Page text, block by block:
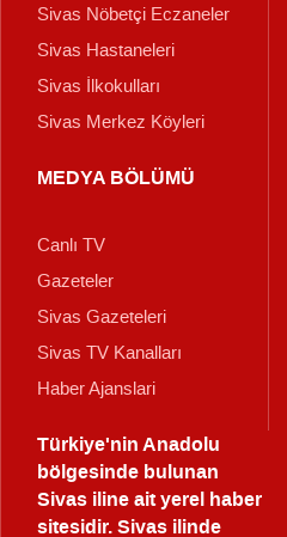
Sivas Nöbetçi Eczaneler
Sivas Hastaneleri
Sivas İlkokulları
Sivas Merkez Köyleri
MEDYA BÖLÜMÜ
Canlı TV
Gazeteler
Sivas Gazeteleri
Sivas TV Kanalları
Haber Ajanslari
Türkiye'nin Anadolu
bölgesinde bulunan
Sivas iline ait yerel haber
sitesidir. Sivas ilinde